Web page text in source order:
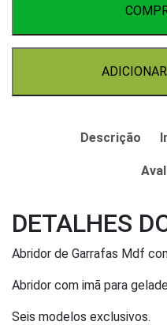
Imã
Descrição
DETALHES
Abridor de Garrafas Mdf
Abridor com imã para
Seis modelos exclusivos.